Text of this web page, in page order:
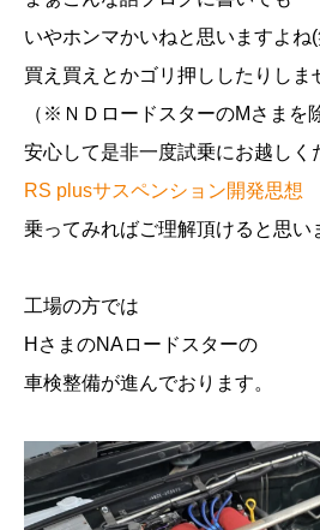
いやホンマかいねと思いますよね
買え買えとかゴリ押ししたりしま
（※ＮＤロードスターのMさまを
安心して是非一度試乗にお越しく
RS plusサスペンション開発思想
乗ってみればご理解頂けると思い
工場の方では
HさまのNAロードスターの
車検整備が進んでおります。